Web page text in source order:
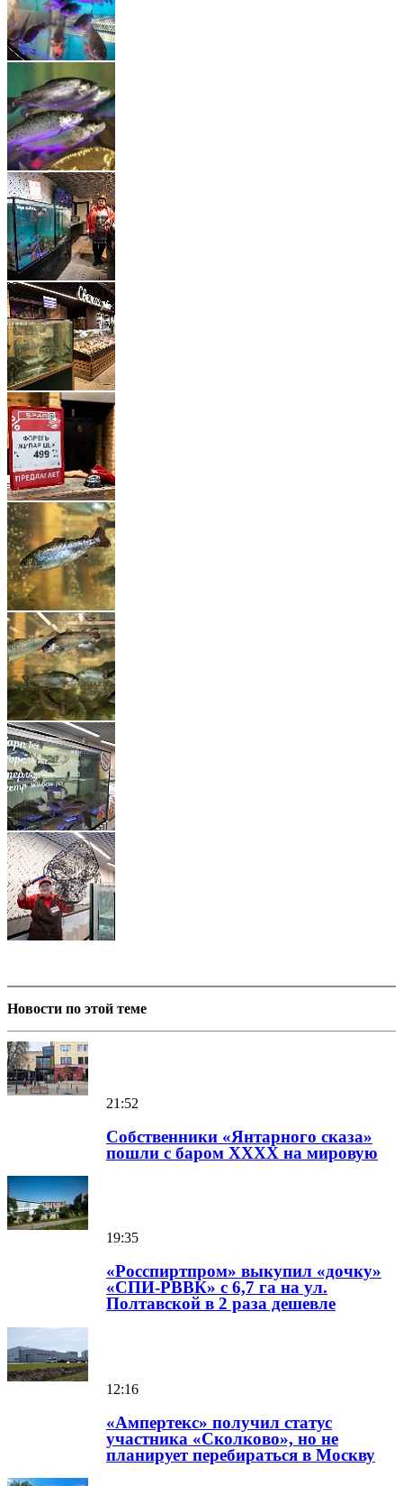
Новости по этой теме
21:52
Собственники «Янтарного сказа»
пошли с баром XXXX на мировую
19:35
«Росспиртпром» выкупил «дочку»
«СПИ-РВВК» с 6,7 га на ул.
Полтавской в 2 раза дешевле
12:16
«Ампертекс» получил статус
участника «Сколково», но не
планирует перебираться в Москву